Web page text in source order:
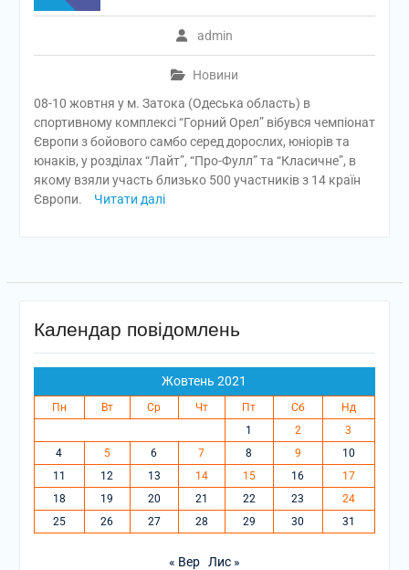
admin
Новини
08-10 жовтня у м. Затока (Одеська область) в
спортивному комплексі “Горний Орел” вібувся чемпіонат
Європи з бойового самбо серед дорослих, юніорів та
юнаків, у розділах “Лайт”, “Про-Фулл” та “Класичне”, в
якому взяли участь близько 500 участників з 14 країн
Європи.
Читати далі
Календар повідомлень
Жовтень 2021
Пн Вт Ср Чт Пт Сб
Нд
1
2
3
4
5 6 7 8 9
10
11
12 13 14 15 16
17
18
19 20 21 22 23
24
25
26 27 28 29 30 31
« Вер Лис »